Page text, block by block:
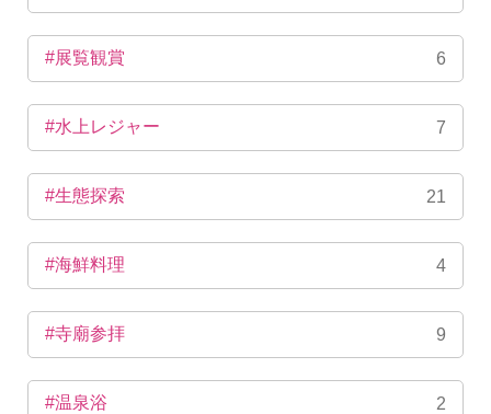
#展覧観賞 6
#水上レジャー 7
#生態探索 21
#海鮮料理 4
#寺廟参拝 9
#温泉浴 2